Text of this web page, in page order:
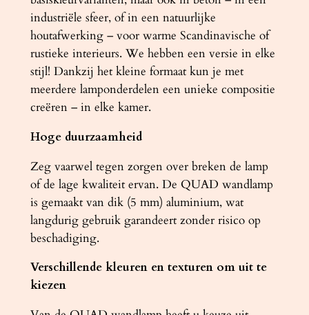
industriële sfeer, of in een natuurlijke
houtafwerking – voor warme Scandinavische of
rustieke interieurs. We hebben een versie in elke
stijl! Dankzij het kleine formaat kun je met
meerdere lamponderdelen een unieke compositie
creëren – in elke kamer.
Hoge duurzaamheid
Zeg vaarwel tegen zorgen over breken de lamp
of de lage kwaliteit ervan. De QUAD wandlamp
is gemaakt van dik (5 mm) aluminium, wat
langdurig gebruik garandeert zonder risico op
beschadiging.
Verschillende kleuren en texturen om uit te
kiezen